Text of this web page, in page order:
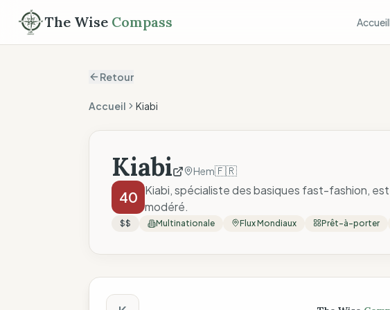
The Wise Compass Accueil
Retour
Accueil Kiabi
Kiabi Hem🇫🇷
40 Kiabi, spécialiste des basiques fast-fashion,
modéré.
$$ Multinationale Flux Mondiaux Prêt-à-porter
Score The Wise Compass